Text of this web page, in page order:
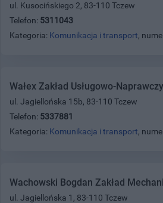
ul. Kusocińskiego 2, 83-110 Tczew
Telefon: 5311043
Kategoria: Komunikacja i transport,
Wałex Zakład Usługowo-
ul. Jagiellońska 15b, 83-110 Tczew
Telefon: 5337881
Kategoria: Komunikacja i transport,
Wachowski Bogdan Zakład
ul. Jagiellońska 1, 83-110 Tczew